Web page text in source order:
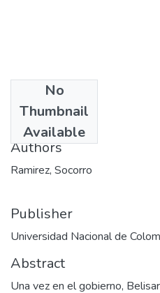
No
Thumbnail
Available
1994
Authors
Ramirez, Socorro
Publisher
Universidad Nacional de
Abstract
Una vez en el gobierno,